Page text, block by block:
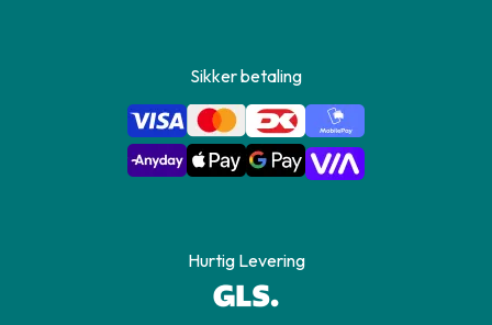
Sikker betaling
Hurtig Levering